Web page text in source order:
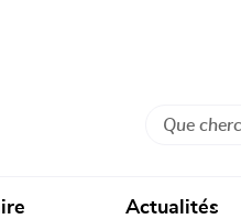
Rechercher
Actualités